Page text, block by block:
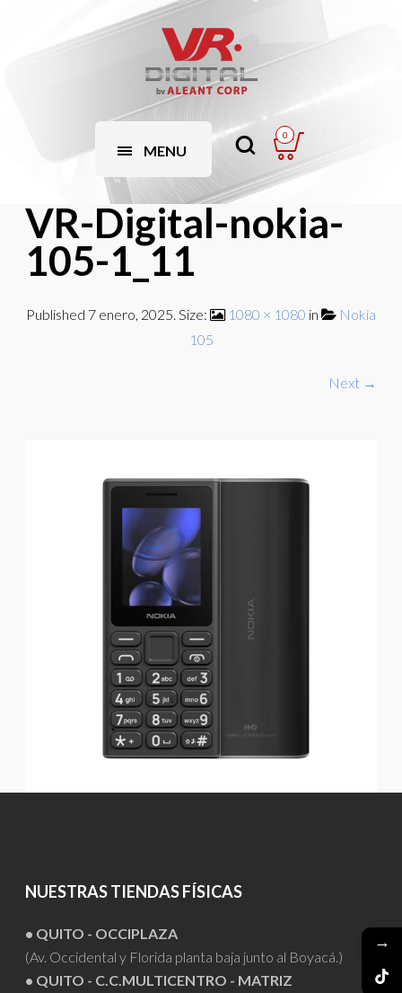
MENU
0
VR-Digital-nokia-
105-1_11
Published 7 enero, 2025. Size: 1080 × 1080 in
Nokia
105
Next →
NUESTRAS TIENDAS FÍSICAS
• QUITO - OCCIPLAZA
(Av. Occidental y Florida planta baja junto al Boyacá.)
• QUITO - C.C.MULTICENTRO - MATRIZ
→